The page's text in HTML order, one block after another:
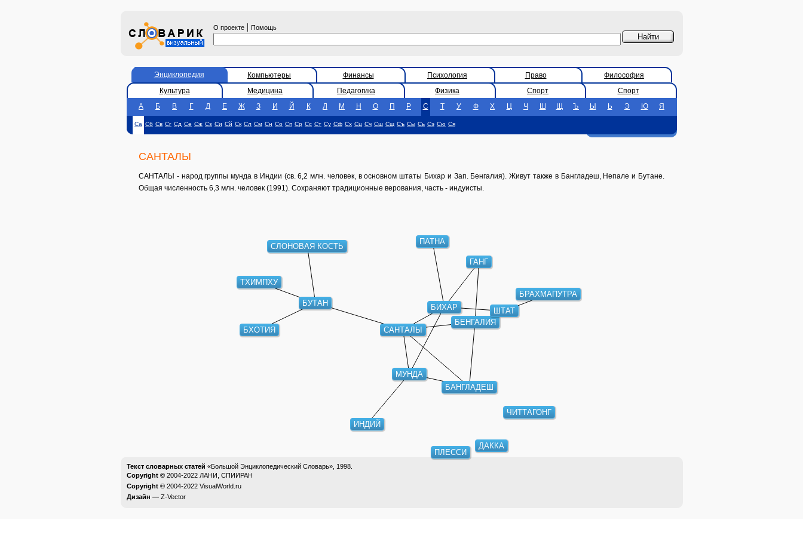
О проекте | Помощь
Энциклопедия Компьютеры Финансы Психология Право
Философия
Культура
Медицина Педагогика Физика Спорт
Спорт
А
Б В Г Д Е Ж З И Й К Л М Н О П Р С Т У Ф Х Ц Ч Ш Щ Ъ Ы Ь Э Ю Я
Са Сб Св Сг Сд Се Сж Сз Си Сй Ск Сл См Сн Со Сп Ср Сс Ст Су Сф Сх Сц Сч Сш Сщ Съ Сы Сь Сэ Сю Ся
САНТАЛЫ
САНТАЛЫ - народ группы мунда в Индии (св. 6,2 млн. человек, в основном штаты Бихар и Зап. Бенгалия). Живут также в Бангладеш, Непале и Бутане.
Общая численность 6,3 млн. человек (1991). Сохраняют традиционные верования, часть - индуисты.
САНТАЛЫ
МУНДА
БИХАР
БУТАН
БЕНГАЛИЯ
БАНГЛАДЕШ
ИНДИЙ
ПАТНА
ГАНГ
ШТАТ
ТХИМПХУ
БХОТИЯ
СЛОНОВАЯ КОСТЬ
БРАХМАПУТРА
ЧИТТАГОНГ
ДАККА
ПЛЕССИ
Текст словарных статей «Большой Энциклопедический Словарь», 1998.
Copyright © 2004-2022 ЛАНИ, СПИИРАН
Copyright © 2004-2022 VisualWorld.ru
Дизайн — Z-Vector